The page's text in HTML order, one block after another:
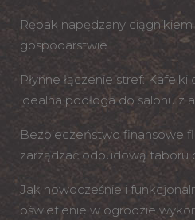
Rębak napędzany
gospodarstwie
Płynne łączenie stref:
idealna podłoga do salonu z
Bezpieczeństwo finansowe
zarządzać odbudową taboru
Jak nowocześnie i
oświetlenie w ogrodzie